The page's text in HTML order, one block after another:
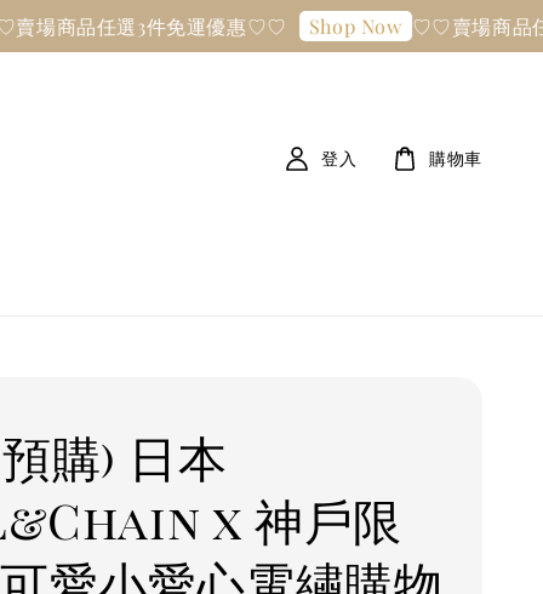
任選3件免運優惠♡♡ Shop Now ♡♡賣場商品任選3件
登入 購物車
購) 日本
x 神戶限